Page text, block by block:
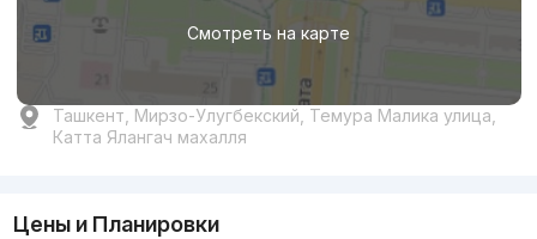
Смотреть на карте
Ташкент, Мирзо-Улугбекский, Темура Малика улица,
Катта Ялангач махалля
Цены и Планировки